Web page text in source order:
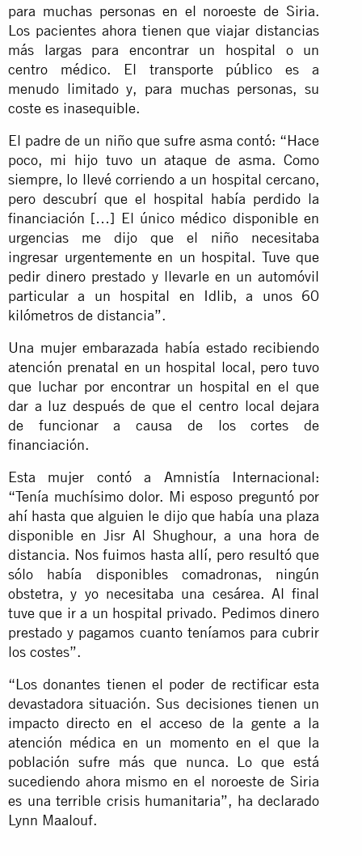
para muchas personas en el noroeste de Siria.
Los pacientes ahora tienen que viajar distancias
más largas para encontrar un hospital o un
centro médico. El transporte público es a
menudo limitado y, para muchas personas, su
coste es inasequible.
El padre de un niño que sufre asma contó: “Hace
poco, mi hijo tuvo un ataque de asma. Como
siempre, lo llevé corriendo a un hospital cercano,
pero descubrí que el hospital había perdido la
financiación […] El único médico disponible en
urgencias me dijo que el niño necesitaba
ingresar urgentemente en un hospital. Tuve que
pedir dinero prestado y llevarle en un automóvil
particular a un hospital en Idlib, a unos 60
kilómetros de distancia”.
Una mujer embarazada había estado recibiendo
atención prenatal en un hospital local, pero tuvo
que luchar por encontrar un hospital en el que
dar a luz después de que el centro local dejara
de funcionar a causa de los cortes de
financiación.
Esta mujer contó a Amnistía Internacional:
“Tenía muchísimo dolor. Mi esposo preguntó por
ahí hasta que alguien le dijo que había una plaza
disponible en Jisr Al Shughour, a una hora de
distancia. Nos fuimos hasta allí, pero resultó que
sólo había disponibles comadronas, ningún
obstetra, y yo necesitaba una cesárea. Al final
tuve que ir a un hospital privado. Pedimos dinero
prestado y pagamos cuanto teníamos para cubrir
los costes”.
“Los donantes tienen el poder de rectificar esta
devastadora situación. Sus decisiones tienen un
impacto directo en el acceso de la gente a la
atención médica en un momento en el que la
población sufre más que nunca. Lo que está
sucediendo ahora mismo en el noroeste de Siria
es una terrible crisis humanitaria”, ha declarado
Lynn Maalouf.